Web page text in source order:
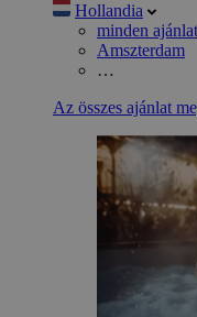
Hollandia
minden ajánlat
Amszterdam
…
Az összes ajánlat